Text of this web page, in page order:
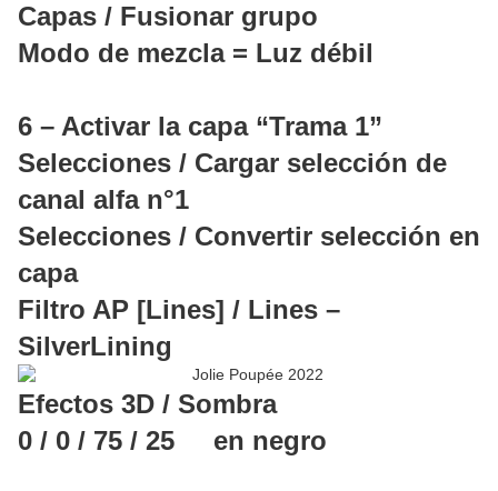
Capas / Fusionar grupo
Modo de mezcla = Luz débil
6 – Activar la capa “Trama 1”
Selecciones / Cargar selección de
canal alfa n°1
Selecciones / Convertir selección en
capa
Filtro AP [Lines] / Lines –
SilverLining
Efectos 3D / Sombra
0 / 0 / 75 / 25 en negro